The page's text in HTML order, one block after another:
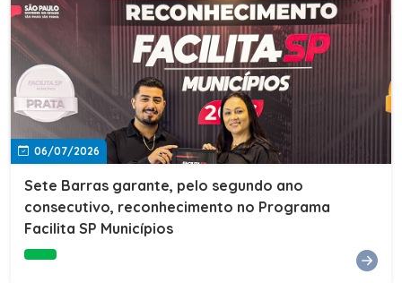
06/07/2026
Sete Barras garante, pelo segundo ano
consecutivo, reconhecimento no Programa
Facilita SP Municípios